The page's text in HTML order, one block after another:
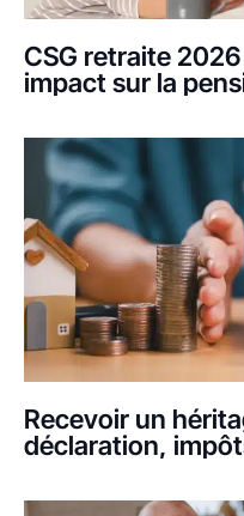
CSG retraite
impact sur la
Recevoir un
déclaration,